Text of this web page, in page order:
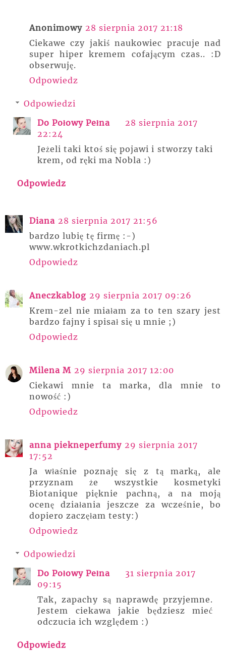
Anonimowy 28 sierpnia 2017 21:18
Ciekawe czy jakiś naukowiec pracuje nad
super hiper kremem cofającym czas.. :D
obserwuję.
Odpowiedz
Odpowiedzi
Do Połowy Pełna
28 sierpnia 2017
22:24
Jeżeli taki ktoś się pojawi i stworzy taki
krem, od ręki ma Nobla :)
Odpowiedz
Diana 28 sierpnia 2017 21:56
bardzo lubię tę firmę :-)
www.wkrotkichzdaniach.pl
Odpowiedz
Aneczkablog 29 sierpnia 2017 09:26
Krem-zel nie miałam za to ten szary jest
bardzo fajny i spisał się u mnie ;)
Odpowiedz
Milena M 29 sierpnia 2017 12:00
Ciekawi mnie ta marka, dla mnie to
nowość :)
Odpowiedz
anna piekneperfumy 29 sierpnia 2017
17:52
Ja właśnie poznaję się z tą marką, ale
przyznam że wszystkie kosmetyki
Biotanique pięknie pachną, a na moją
ocenę działania jeszcze za wcześnie, bo
dopiero zaczęłam testy:)
Odpowiedz
Odpowiedzi
Do Połowy Pełna
31 sierpnia 2017
09:15
Tak, zapachy są naprawdę przyjemne.
Jestem ciekawa jakie będziesz mieć
odczucia ich względem :)
Odpowiedz